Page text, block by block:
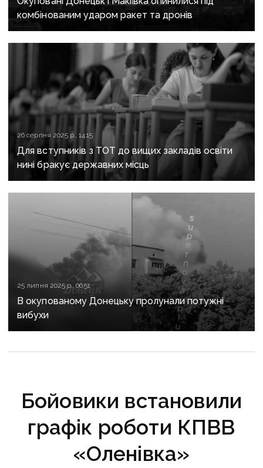
комбінованим ударом ракет та дронів
26 серпня 2025 р., 14:15
Для вступників з ТОТ до вищих закладів освіти
нині бракує державних місць
25 липня 2025 р., 06:51
В окупованому Донецьку пролунали потужні
вибухи
Бойовики встановили
графік роботи КПВВ
«Оленівка»